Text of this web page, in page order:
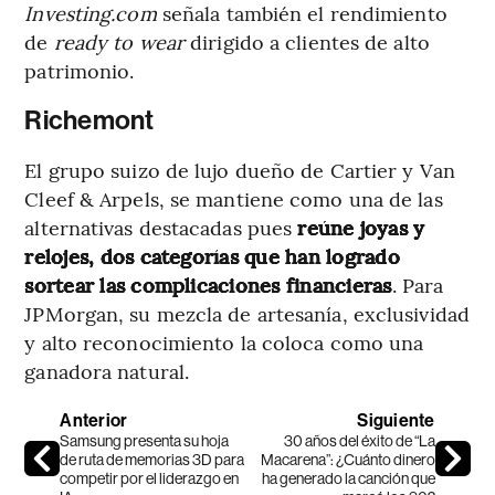
Investing.comseñala también el rendimiento
de ready to weardirigido a clientes de alto
patrimonio.
Richemont
El grupo suizo de lujo dueño de Cartier y Van
Cleef & Arpels, se mantiene como una de las
alternativas destacadas puesreúne joyas y
relojes, dos categorías que han logrado
sortear las complicaciones financieras. Para
JPMorgan, su mezcla de artesanía, exclusividad
y alto reconocimiento la coloca como una
ganadora natural.
Anterior
Samsung presenta su hoja
de ruta de memorias 3D para
competir por el liderazgo en
Siguiente
30 años del éxito de “La
Macarena”: ¿Cuánto dinero
ha generado la canción que